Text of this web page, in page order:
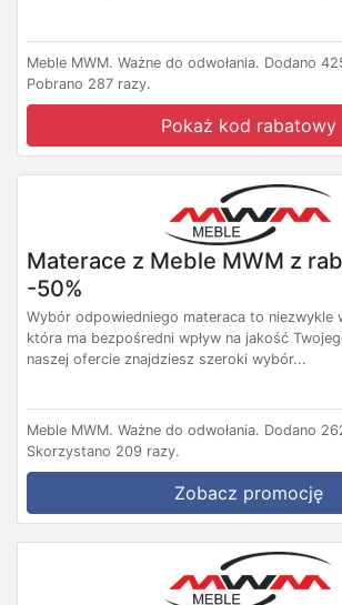
Meble MWM. Ważne do odwołania. Dodano
Pobrano 287 razy.
Pokaż kod rabatowy
Materace z Meble MWM z
-50%
Wybór odpowiedniego materaca to niezwykle
która ma bezpośredni wpływ na jakość
naszej ofercie znajdziesz szeroki wybór...
Meble MWM. Ważne do odwołania. Dodano
Skorzystano 209 razy.
Zobacz promocję